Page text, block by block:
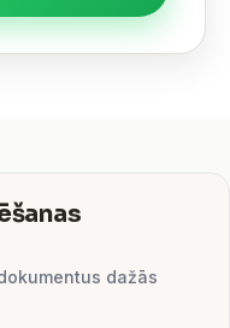
dažās